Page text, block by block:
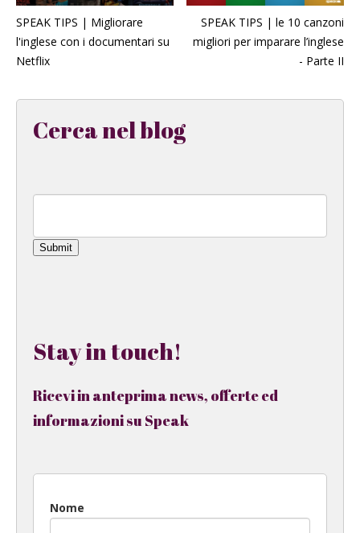
SPEAK TIPS | Migliorare
l'inglese con i documentari su
Netflix
SPEAK TIPS | le 10 canzoni
migliori per imparare l’inglese
- Parte II
Cerca nel blog
Submit
Stay in touch!
Ricevi in anteprima news, offerte ed
informazioni su Speak
Nome